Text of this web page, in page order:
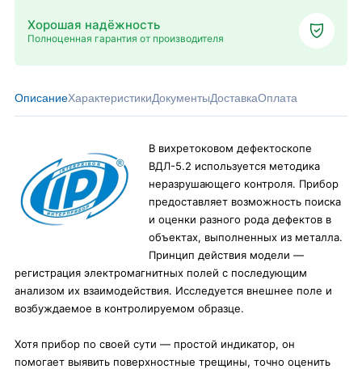
Хорошая надёжность
Полноценная гарантия от производителя
ОписаниеХарактеристикиДокументыДоставкаОплата
В вихретоковом дефектоскопе
ВДЛ-5.2 используется методика
неразрушающего контроля. Прибор
предоставляет возможность поиска
и оценки разного рода дефектов в
объектах, выполненных из металла.
Принцип действия модели —
регистрация электромагнитных полей с последующим
анализом их взаимодействия. Исследуется внешнее поле и
возбуждаемое в контролируемом образце.
Хотя прибор по своей сути — простой индикатор, он
помогает выявить поверхностные трещины, точно оценить